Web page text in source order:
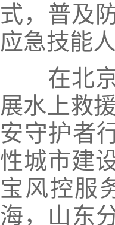
式，普及
应急技能
在北京
展水上救
安守护者
性城市建
宝风控服
海， 山东